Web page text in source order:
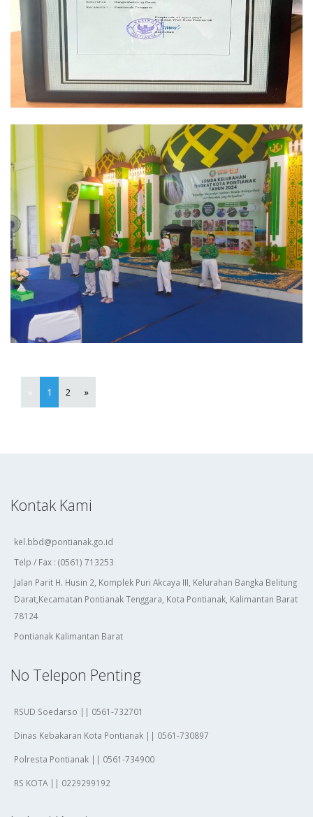
1 2 »
Kontak Kami
kel.bbd@pontianak.go.id
Telp / Fax : (0561) 713253
Jalan Parit H. Husin 2, Komplek Puri Akcaya III, Kelurahan Bangka Belitung
Darat,Kecamatan Pontianak Tenggara, Kota Pontianak, Kalimantan Barat
78124
Pontianak Kalimantan Barat
No Telepon Penting
RSUD Soedarso || 0561-732701
Dinas Kebakaran Kota Pontianak || 0561-730897
Polresta Pontianak || 0561-734900
RS KOTA || 0229299192